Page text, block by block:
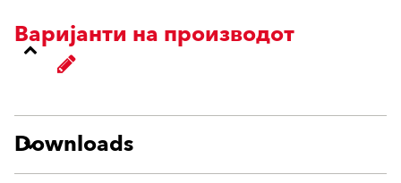
Варијанти на производот
Downloads